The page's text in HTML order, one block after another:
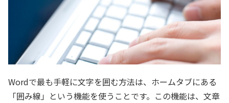
Wordで最も手軽に文字を囲む方法は、ホームタブにある
「囲み線」という機能を使うことです。この機能は、文章